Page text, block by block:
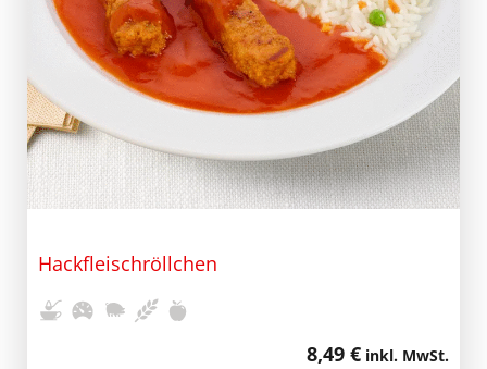
Hackfleischröllchen
8,49 € inkl. MwSt.